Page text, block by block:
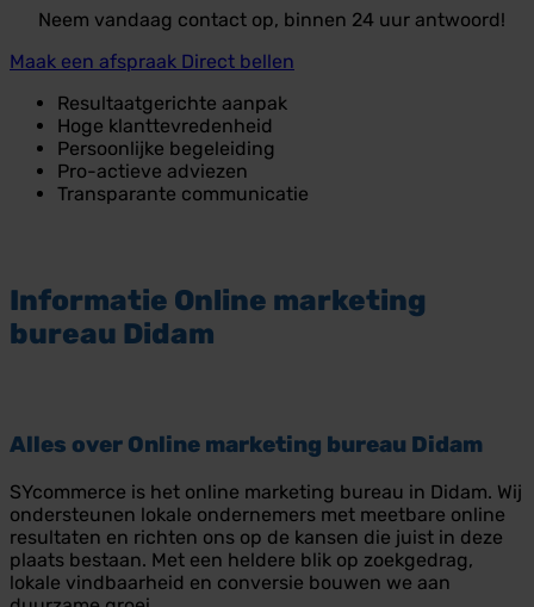
Neem vandaag contact op, binnen 24 uur antwoord!
Maak een afspraak Direct bellen
Resultaatgerichte aanpak
Hoge klanttevredenheid
Persoonlijke begeleiding
Pro-actieve adviezen
Transparante communicatie
Informatie Online marketing
bureau Didam
Alles over Online marketing bureau Didam
SYcommerce is het online marketing bureau in Didam. Wij
ondersteunen lokale ondernemers met meetbare online
resultaten en richten ons op de kansen die juist in deze
plaats bestaan. Met een heldere blik op zoekgedrag,
lokale vindbaarheid en conversie bouwen we aan